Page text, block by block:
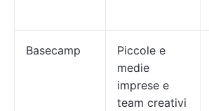
Basecamp
Piccole e
medie
imprese e
team creativi